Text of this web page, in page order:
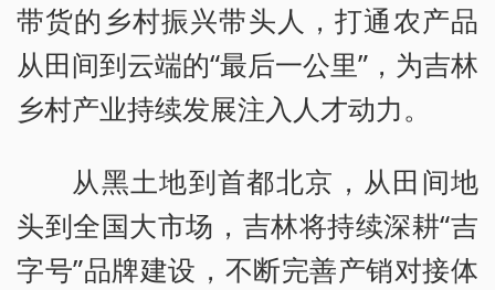
带货的乡村振兴带头人，打通农产品
从田间到云端的“最后一公里”，为吉林
乡村产业持续发展注入人才动力。
从黑土地到首都北京，从田间地
头到全国大市场，吉林将持续深耕“吉
字号”品牌建设，不断完善产销对接体